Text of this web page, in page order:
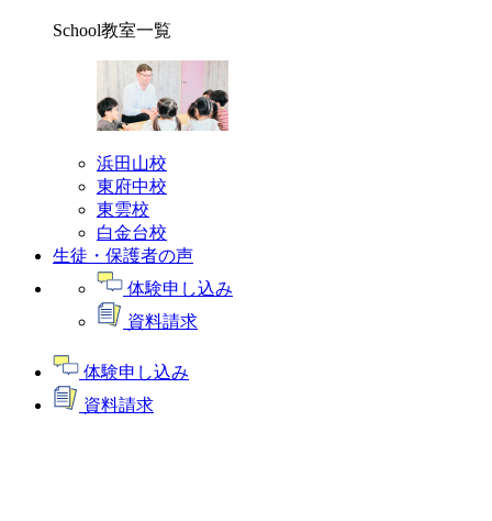
School教室一覧
浜田山校
東府中校
東雲校
白金台校
生徒・保護者の声
体験申し込み
資料請求
体験申し込み
資料請求